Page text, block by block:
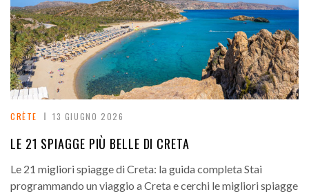
CRÈTE 13 GIUGNO 2026
LE 21 SPIAGGE PIÙ BELLE DI CRETA
Le 21 migliori spiagge di Creta: la guida completa Stai
programmando un viaggio a Creta e cerchi le migliori spiagge